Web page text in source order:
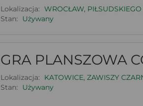
Lokalizacja: WROCŁAW,
Stan:
Używany
GRA PLANSZOWA
Lokalizacja:
KATOWICE, ZAWISZY
Stan:
Używany